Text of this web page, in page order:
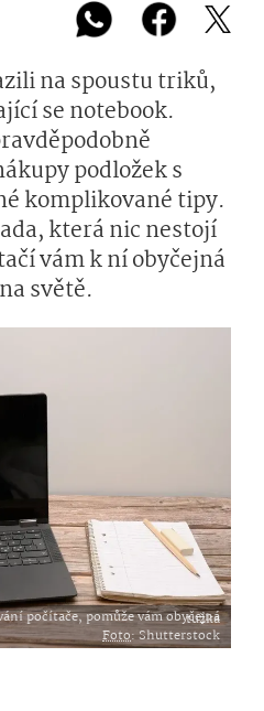
na spoustu triků,
se notebook.
podložek s
komplikované tipy.
která nic nestojí
vám k ní obyčejná
světě.
Pokud chcete zabránit přehřívání počítače, pomůže vám obyčejná tužka
Foto: Shutterstock